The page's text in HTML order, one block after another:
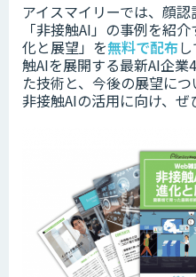
アイスマイリーでは、顔
「非接触AI」の事例を紹
化と展望」を無料で配布
触AIを展開する最新AI企
た技術と、今後の展望につ
非接触AIの活用に向け、ぜ